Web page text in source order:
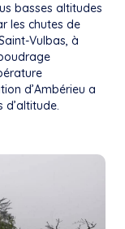
basses altitudes
les chutes de
Vulbas, à
d’Ambérieu a
d’altitude.